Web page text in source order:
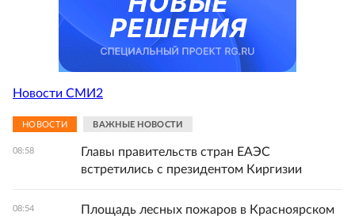
Новости СМИ2
НОВОСТИ ВАЖНЫЕ НОВОСТИ
08:58
Главы правительств стран ЕАЭС
встретились с президентом Киргизии
08:54
Площадь лесных пожаров в Красноярском